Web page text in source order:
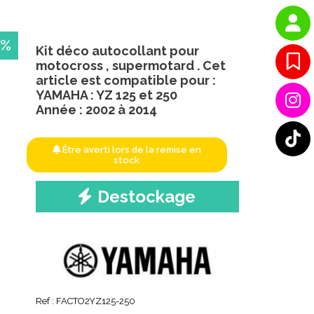
Destockage
Ref : FACTO2YZ125-250
Kit déco autocollant pour
motocross , supermotard . Cet
article est compatible pour :
YAMAHA : YZ 125 et 250
Année : 2002 à 2014
Être averti lors de la remise en
stock